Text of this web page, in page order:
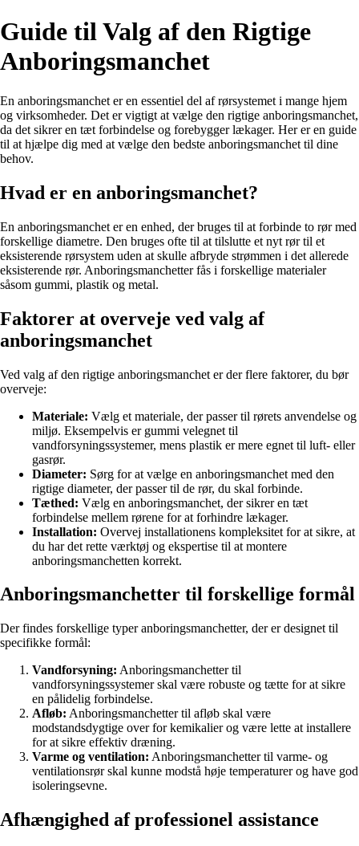
Guide til Valg af den Rigtige
Anboringsmanchet
En anboringsmanchet er en essentiel del af rørsystemet i mange hjem
og virksomheder. Det er vigtigt at vælge den rigtige anboringsmanchet,
da det sikrer en tæt forbindelse og forebygger lækager. Her er en guide
til at hjælpe dig med at vælge den bedste anboringsmanchet til dine
behov.
Hvad er en anboringsmanchet?
En anboringsmanchet er en enhed, der bruges til at forbinde to rør med
forskellige diametre. Den bruges ofte til at tilslutte et nyt rør til et
eksisterende rørsystem uden at skulle afbryde strømmen i det allerede
eksisterende rør. Anboringsmanchetter fås i forskellige materialer
såsom gummi, plastik og metal.
Faktorer at overveje ved valg af
anboringsmanchet
Ved valg af den rigtige anboringsmanchet er der flere faktorer, du bør
overveje:
Materiale: Vælg et materiale, der passer til rørets anvendelse og
miljø. Eksempelvis er gummi velegnet til
vandforsyningssystemer, mens plastik er mere egnet til luft- eller
gasrør.
Diameter: Sørg for at vælge en anboringsmanchet med den
rigtige diameter, der passer til de rør, du skal forbinde.
Tæthed: Vælg en anboringsmanchet, der sikrer en tæt
forbindelse mellem rørene for at forhindre lækager.
Installation: Overvej installationens kompleksitet for at sikre, at
du har det rette værktøj og ekspertise til at montere
anboringsmanchetten korrekt.
Anboringsmanchetter til forskellige formål
Der findes forskellige typer anboringsmanchetter, der er designet til
specifikke formål:
Vandforsyning: Anboringsmanchetter til
vandforsyningssystemer skal være robuste og tætte for at sikre
en pålidelig forbindelse.
Afløb: Anboringsmanchetter til afløb skal være
modstandsdygtige over for kemikalier og være lette at installere
for at sikre effektiv dræning.
Varme og ventilation: Anboringsmanchetter til varme- og
ventilationsrør skal kunne modstå høje temperaturer og have god
isoleringsevne.
Afhængighed af professionel assistance